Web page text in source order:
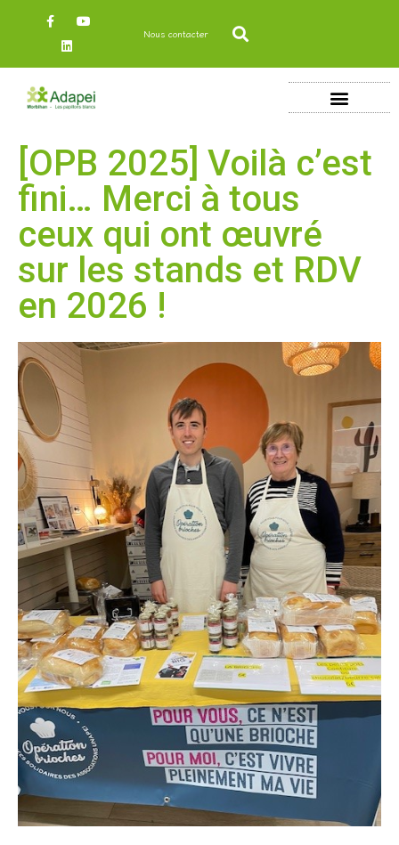
Nous contacter
[OPB 2025] Voilà c’est
fini… Merci à tous
ceux qui ont œuvré
sur les stands et RDV
en 2026 !